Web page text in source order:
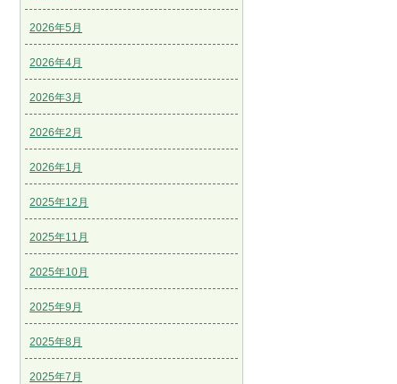
2026年5月
2026年4月
2026年3月
2026年2月
2026年1月
2025年12月
2025年11月
2025年10月
2025年9月
2025年8月
2025年7月